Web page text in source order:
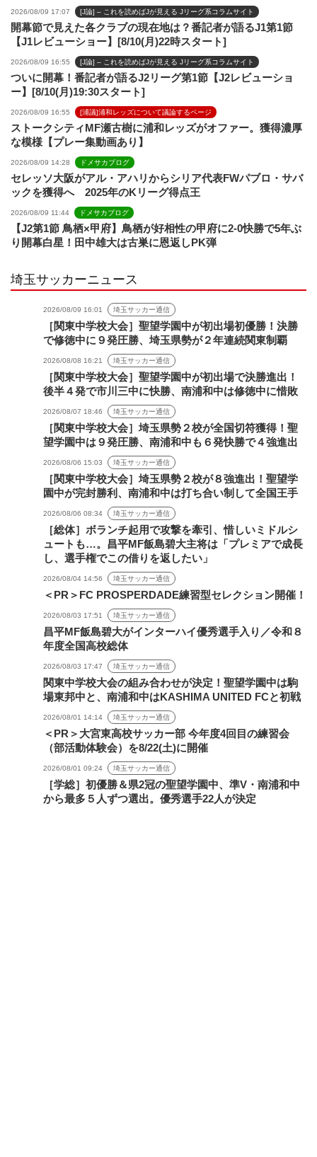
2026/08/09 17:07 [J論] – これを読めばJが見える Jリーグ系コラムサイト
開幕節で見えた各クラブの現在地は？番記者が語るJ1第1節
【J1レビューショー】[8/10(月)22時スタート]
2026/08/09 16:55 [J論] – これを読めばJが見える Jリーグ系コラムサイト
ついに開幕！番記者が語るJ2リーグ第1節【J2レビューショ
ー】[8/10(月)19:30スタート]
2026/08/09 16:55 [浦議]浦和レッズについて議論するページ
ストークシティMF瀬古樹に浦和レッズがオファー。獲得濃厚
な模様【プレー集動画あり】
2026/08/09 14:28 ドメサカブログ
セレッソ大阪がアル・アハリからシリア代表FWパブロ・サバ
ックを獲得へ 2025年のKリーグ得点王
2026/08/09 11:44 ドメサカブログ
【J2第1節 鳥栖×甲府】鳥栖が好相性の甲府に2-0快勝で5年ぶ
り開幕白星！田中雄大は古巣に恩返しPK弾
埼玉サッカーニュース
2026/08/09 16:01 埼玉サッカー通信
［関東中学校大会］聖望学園中が初出場初優勝！決勝
で修徳中に９発圧勝、埼玉県勢が２年連続関東制覇
2026/08/08 16:21 埼玉サッカー通信
［関東中学校大会］聖望学園中が初出場で決勝進出！
後半４発で市川三中に快勝、南浦和中は修徳中に惜敗
2026/08/07 18:46 埼玉サッカー通信
［関東中学校大会］埼玉県勢２校が全国切符獲得！聖
望学園中は９発圧勝、南浦和中も６発快勝で４強進出
2026/08/06 15:03 埼玉サッカー通信
［関東中学校大会］埼玉県勢２校が８強進出！聖望学
園中が完封勝利、南浦和中は打ち合い制して全国王手
2026/08/06 08:34 埼玉サッカー通信
［総体］ボランチ起用で攻撃を牽引、惜しいミドルシ
ュートも…。昌平MF飯島碧大主将は「プレミアで成長
し、選手権でこの借りを返したい」
2026/08/04 14:56 埼玉サッカー通信
＜PR＞FC PROSPERDADE練習型セレクション開催！
2026/08/03 17:51 埼玉サッカー通信
昌平MF飯島碧大がインターハイ優秀選手入り／令和８
年度全国高校総体
2026/08/03 17:47 埼玉サッカー通信
関東中学校大会の組み合わせが決定！聖望学園中は駒
場東邦中と、南浦和中はKASHIMA UNITED FCと初戦
2026/08/01 14:14 埼玉サッカー通信
＜PR＞大宮東高校サッカー部 今年度4回目の練習会
（部活動体験会）を8/22(土)に開催
2026/08/01 09:24 埼玉サッカー通信
［学総］初優勝＆県2冠の聖望学園中、準V・南浦和中
から最多５人ずつ選出。優秀選手22人が決定